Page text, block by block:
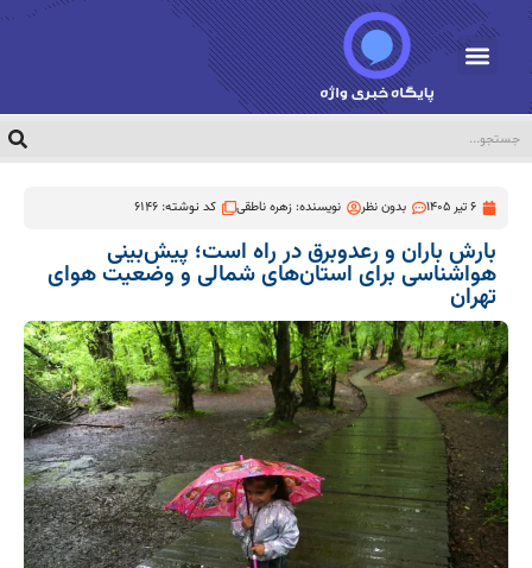
6 تیر 1405 بدون نظر نویسنده:زهره ناطقی کد نوشته: 6146
بارش باران و رعدوبرق در راه است؛ پیش‌بینی
هواشناسی برای استان‌های شمالی و وضعیت هوای
تهران